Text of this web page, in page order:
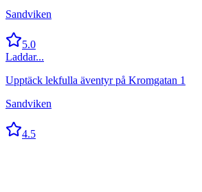
Sandviken
5.0
Laddar...
Upptäck lekfulla äventyr på Kromgatan 1
Sandviken
4.5